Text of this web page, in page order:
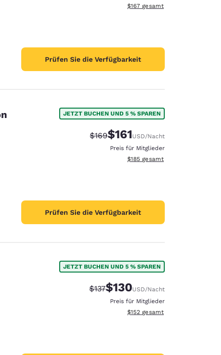
Geschätzte Gesamtdetails
$167 gesamt
Prüfen Sie die Verfügbarkeit
JETZT BUCHEN UND 5 % SPAREN
Durchgestrichener Preis:
$169Vergünstigter Preis:
$161USD/Nacht
Preis für Mitglieder
Geschätzte Gesamtdetails
$185 gesamt
Prüfen Sie die Verfügbarkeit
JETZT BUCHEN UND 5 % SPAREN
Durchgestrichener Preis:
$137Vergünstigter Preis:
$130USD/Nacht
Preis für Mitglieder
Geschätzte Gesamtdetails
$152 gesamt